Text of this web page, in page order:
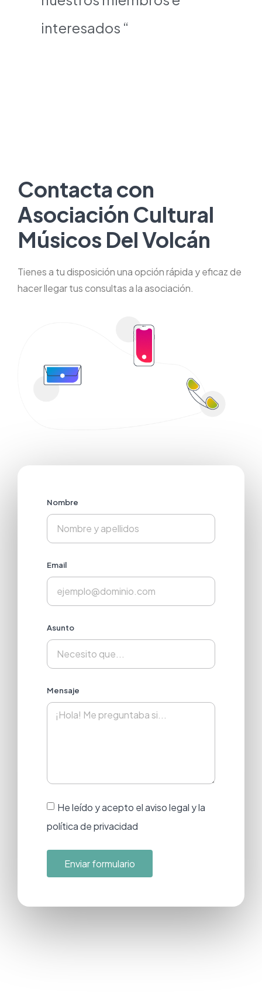
interesados “
Contacta con
Asociación Cultural
Músicos Del Volcán
Tienes a tu disposición una opción rápida y eficaz de
hacer llegar tus consultas a la asociación.
Nombre
Email
Asunto
Mensaje
He leído y acepto el aviso legal y la
política de privacidad
Enviar formulario